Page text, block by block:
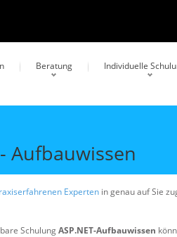
Beratung Individuelle
Aufbauwissen
Experten in genau auf Sie
SchulungASP.NET-Aufbauwissen